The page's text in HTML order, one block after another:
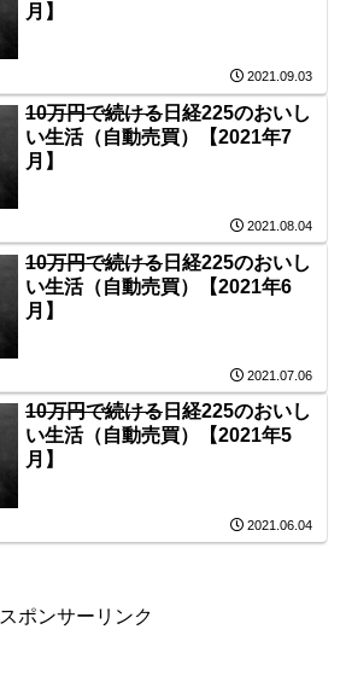
月】
2021.09.03
10万円で続ける 日経225のおいし
い生活（自動売買）【2021年7
月】
2021.08.04
10万円で続ける 日経225のおいし
い生活（自動売買）【2021年6
月】
2021.07.06
10万円で続ける 日経225のおいし
い生活（自動売買）【2021年5
月】
2021.06.04
スポンサーリンク